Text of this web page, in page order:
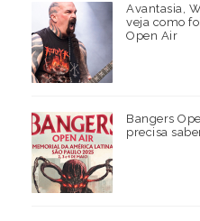
Avantasia,
veja como
Open Air
Bangers
precisa